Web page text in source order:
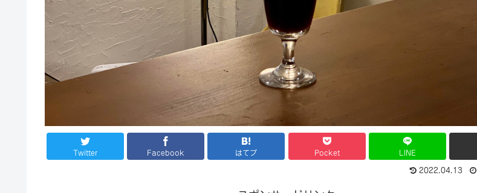
Twitter Facebook はてブ Pocket LINE
2022.04.13